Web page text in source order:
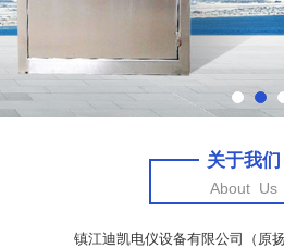
关于我们
About Us
镇江迪凯电仪设备有限公司（原